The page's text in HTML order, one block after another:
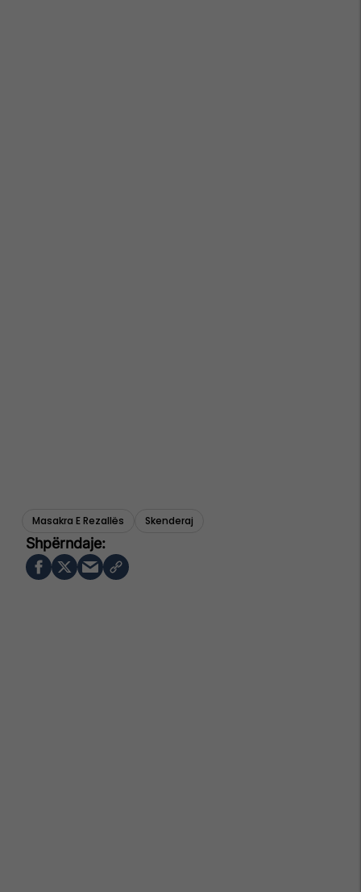
Masakra E Rezallës Skenderaj